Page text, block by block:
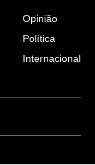
Opinião
Política
Internacional